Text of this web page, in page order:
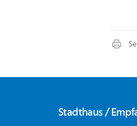
Fusszeile
Stadthaus /